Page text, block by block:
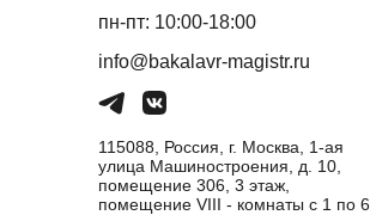
пн-пт: 10:00-18:00
info@bakalavr-magistr.ru
115088, Россия, г. Москва, 1-ая
улица Машиностроения, д. 10,
помещение 306, 3 этаж,
помещение VIII - комнаты с 1 по 6